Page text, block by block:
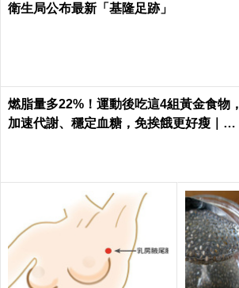
衛生局公布最新「基隆足跡」
燃脂量多22%！運動後吃這4組黃金食物，
加速代謝、穩定血糖，免挨餓更好瘦｜每